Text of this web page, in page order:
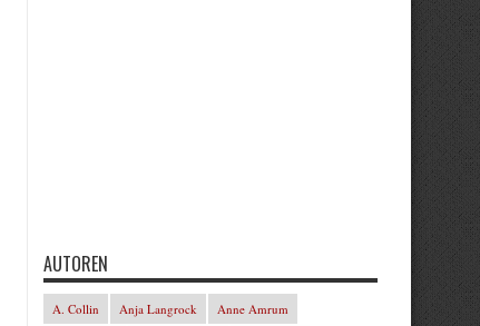
AUTOREN
A. Collin Anja Langrock
Anne Amrum